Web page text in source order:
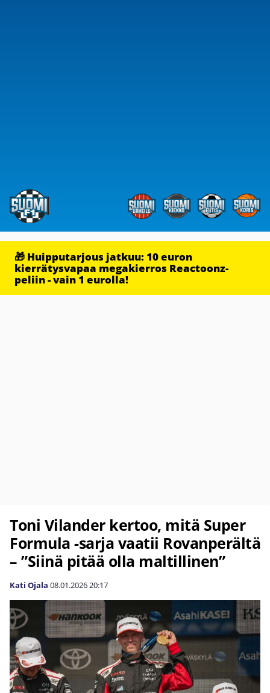
🎁 Huipputarjous jatkuu: 10 euron
kierrätysvapaa megakierros Reactoonz-
peliin - vain 1 eurolla!
Toni Vilander kertoo, mitä Super
Formula -sarja vaatii Rovanperältä
– ”Siinä pitää olla maltillinen”
Kati Ojala 08.01.202620:17